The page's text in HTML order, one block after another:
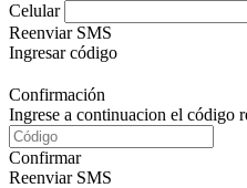
Celular
Reenviar SMS
Ingresar código
Confirmación
Ingrese a continuacion el código
Confirmar
Reenviar SMS